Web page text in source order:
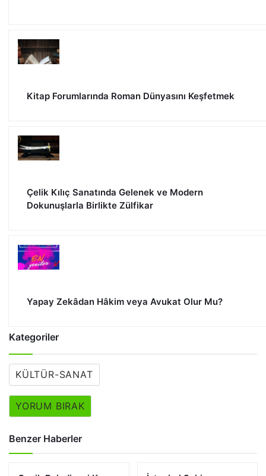
Kitap Forumlarında Roman Dünyasını Keşfetmek
Çelik Kılıç Sanatında Gelenek ve Modern
Dokunuşlarla Birlikte Zülfikar
Yapay Zekâdan Hâkim veya Avukat Olur Mu?
Kategoriler
KÜLTÜR-SANAT
YORUM BIRAK
Benzer Haberler